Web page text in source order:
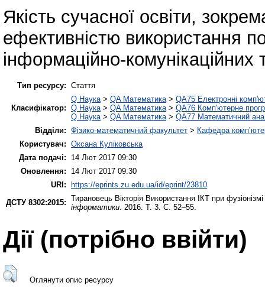
Якість сучасної освіти,
ефективністю використання
інформаційно-комунікаційних
Тип ресурсу: Стаття
Класифікатор:
Q Наука > QA Математика > QA75 Електронні
Q Наука > QA Математика > QA76 Комп'ютерне
Q Наука > QA Математика > QA77 Математичний
Відділи: Фізико-математичний факультет > Кафедра
Користувач: Оксана Куліковська
Дата подачі:
14 Лют 2017 09:30
Оновлення:
14 Лют 2017 09:30
URI: https://eprints.zu.edu.ua/id/eprint/23810
ДСТУ 8302:2015: Тирановець Вікторія Використання ІКТ при
інформатики . 2016. Т. 3. С. 52–55.
Дії ​​(потрібно ввійти)
Оглянути опис ресурсу